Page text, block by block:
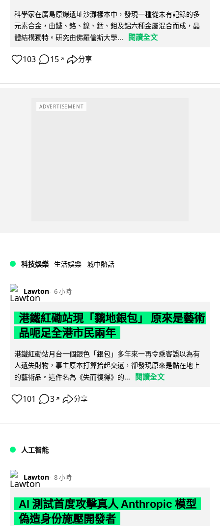
科學家在廣島原爆遺址沙灘樣本中，發現一種從未有記錄的多
元素合金，由鐵、鉻、鎳、錳、鉬及鋁六種金屬混合而成，晶
體結構獨特。研究由佛羅倫斯大學...
閱讀全文
103 15 ↗ 分享
ADVERTISEMENT
科技娛樂 生活娛樂 城中熱話
Lawton 6 小時
港鐵紅磡站現「黐地銀包」 原來是藝術
品呃足全港市民兩年
港鐵紅磡站月台一個銀色「銀包」多年來一再令乘客誤以為有
人遺失財物，事主原本打算拾起交還，卻發現原來是黏在地上
的藝術品。這件名為《失而復得》的...
閱讀全文
101 3 ↗ 分享
人工智能
Lawton 8 小時
AI 測試首度攻擊真人 Anthropic 模型
偽造身份施壓開發者